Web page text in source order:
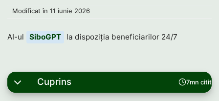
Modificat în 11 iunie 2026
AI-ul SiboGPT la dispoziția beneficiarilor 24/7
7mn citit
Cuprins